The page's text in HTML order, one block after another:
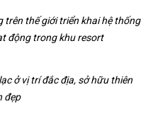
trên thế giới triển khai hệ thống
động trong khu resort
ở vị trí đắc địa, sở hữu thiên
đẹp